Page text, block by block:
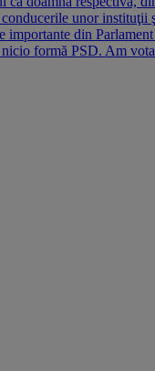
unor instituţii
din
formă PSD. Am